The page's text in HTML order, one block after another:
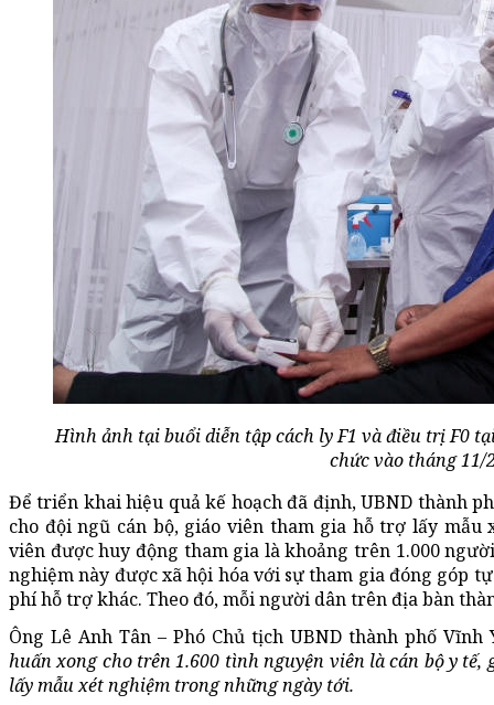
Hình ảnh tại buổi diễn tập cách ly F1 và điều trị F0
chức vào tháng 11/
Để triển khai hiệu quả kế hoạch đã định, UBND thành
cho đội ngũ cán bộ, giáo viên tham gia hỗ trợ lấy
viên được huy động tham gia là khoảng trên 1.000
nghiệm này được xã hội hóa với sự tham gia đóng góp
phí hỗ trợ khác. Theo đó, mỗi người dân trên địa bàn
Ông Lê Anh Tân – Phó Chủ tịch UBND thành phố Vĩnh
huấn xong cho trên 1.600 tình nguyện viên là cán bộ y
lấy mẫu xét nghiệm trong những ngày tới.